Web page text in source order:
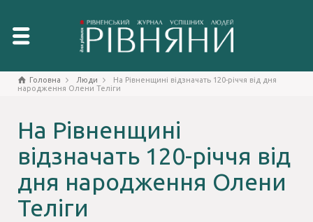
Головна Люди
На Рівненщині відзначать 120-річчя від дня
народження Олени Теліги
На Рівненщині
відзначать 120-річчя від
дня народження Олени
Теліги